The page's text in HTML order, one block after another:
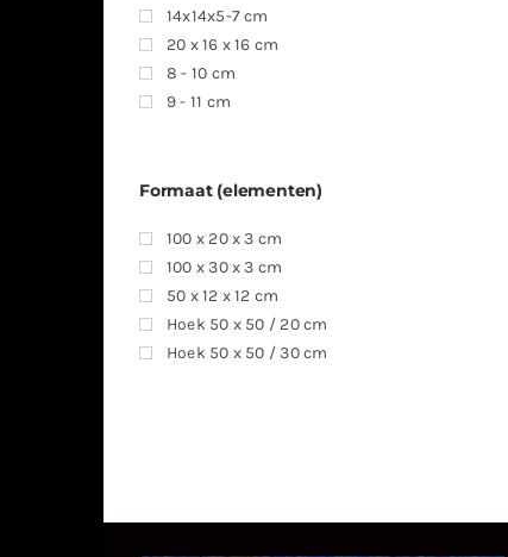
14x14x5-7 cm
20 x 16 x 16 cm
8 - 10 cm
9 - 11 cm
Formaat (elementen)
100 x 20 x 3 cm
100 x 30 x 3 cm
50 x 12 x 12 cm
Hoek 50 x 50 / 20 cm
Hoek 50 x 50 / 30 cm